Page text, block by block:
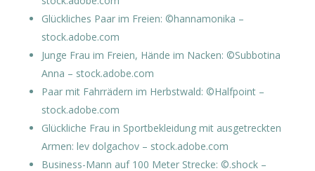
Glückliches Paar im Freien: ©hannamonika –
stock.adobe.com
Junge Frau im Freien, Hände im Nacken: ©Subbotina
Anna – stock.adobe.com
Paar mit Fahrrädern im Herbstwald: ©Halfpoint –
stock.adobe.com
Glückliche Frau in Sportbekleidung mit ausgetreckten
Armen: lev dolgachov – stock.adobe.com
Business-Mann auf 100 Meter Strecke: ©.shock –